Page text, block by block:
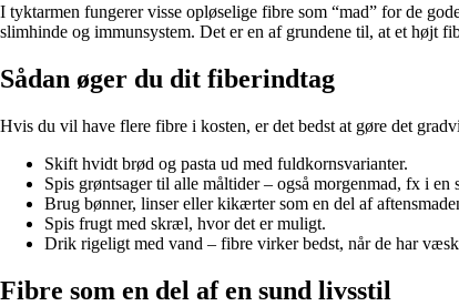
I tyktarmen fungerer visse opløselige fibre som “mad” for de
slimhinde og immunsystem. Det er en af grundene til, at et højt
Sådan øger du dit fiberindtag
Hvis du vil have flere fibre i kosten, er det bedst at gøre det
Skift hvidt brød og pasta ud med fuldkornsvarianter.
Spis grøntsager til alle måltider – også morgenmad, fx i en
Brug bønner, linser eller kikærter som en del af
Spis frugt med skræl, hvor det er muligt.
Drik rigeligt med vand – fibre virker bedst, når de har
Fibre som en del af en sund livsstil